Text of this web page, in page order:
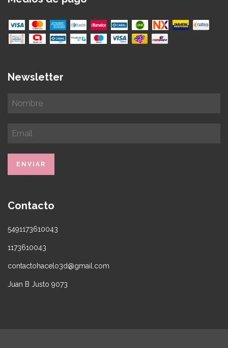
Newsletter
Contacto
5491173610043
1173610043
contactohacelo3d@gmail.com
Juan B Justo 9073